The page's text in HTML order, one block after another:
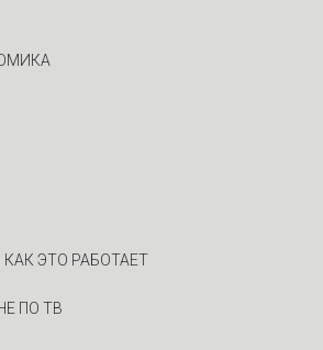
ЭТО РАБОТАЕТ
ПО ТВ